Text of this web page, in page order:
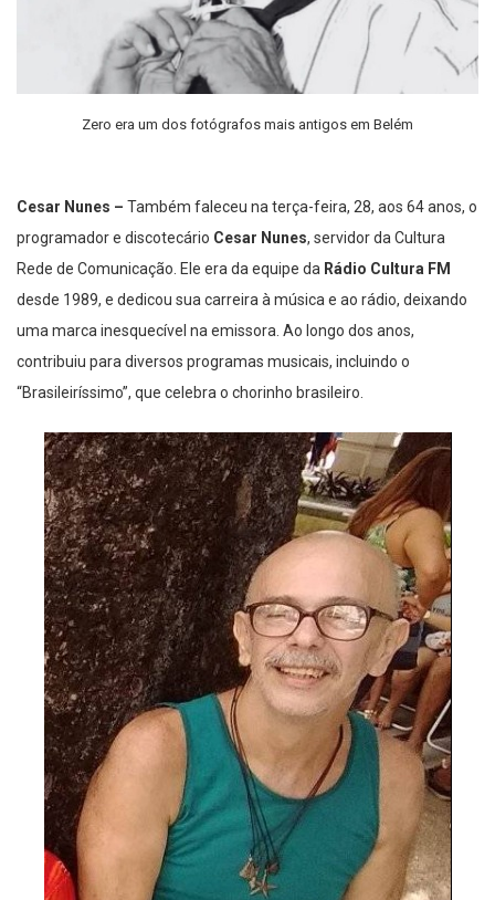
Zero era um dos fotógrafos mais antigos em Belém
Cesar Nunes – Também faleceu na terça-feira, 28, aos 64 anos, o
programador e discotecário Cesar Nunes, servidor da Cultura
Rede de Comunicação. Ele era da equipe da Rádio Cultura FM
desde 1989, e dedicou sua carreira à música e ao rádio, deixando
uma marca inesquecível na emissora. Ao longo dos anos,
contribuiu para diversos programas musicais, incluindo o
“Brasileiríssimo”, que celebra o chorinho brasileiro.